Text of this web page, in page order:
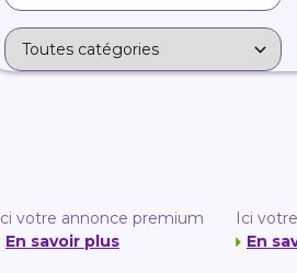
Ici votre annonce premium
En savoir plus
Ici
En